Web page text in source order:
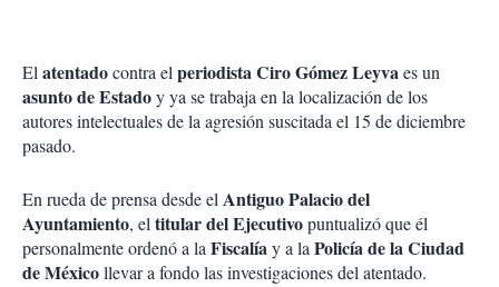
Elatentadocontra elperiodistaCiroGómez Leyvaes un
asunto de Estadoy ya se trabaja en la localización de los
autores intelectuales de la agresión suscitada el 15 de diciembre
pasado.
En rueda de prensa desde elAntiguo Palacio del
Ayuntamiento, eltitular del Ejecutivopuntualizó que él
personalmente ordenó a laFiscalíay a laPolicía de la Ciudad
de Méxicollevar a fondo las investigaciones del atentado.